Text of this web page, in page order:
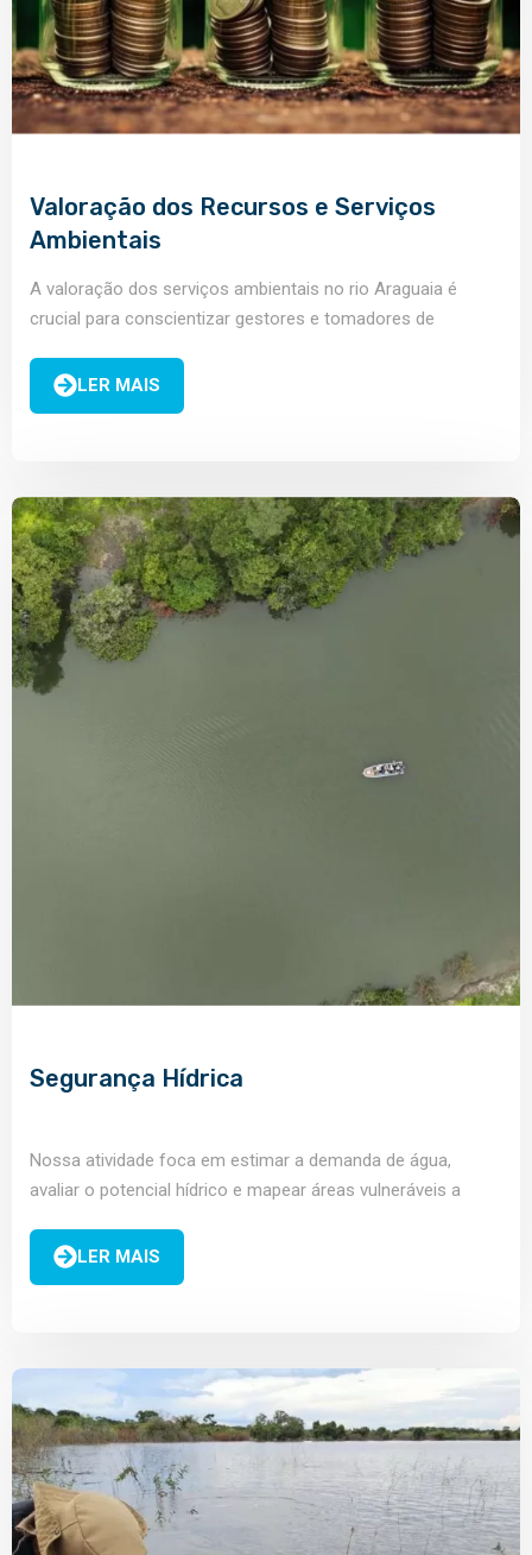
Valoração dos Recursos e Serviços
Ambientais
A valoração dos serviços ambientais no rio Araguaia é
crucial para conscientizar gestores e tomadores de
LER MAIS
Segurança Hídrica
Nossa atividade foca em estimar a demanda de água,
avaliar o potencial hídrico e mapear áreas vulneráveis a
LER MAIS